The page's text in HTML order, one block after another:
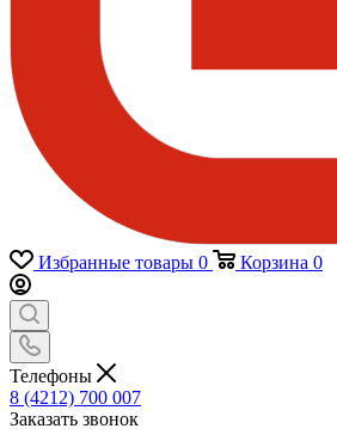
Избранные товары 0 Корзина 0
Телефоны
8 (4212) 700 007
Заказать звонок